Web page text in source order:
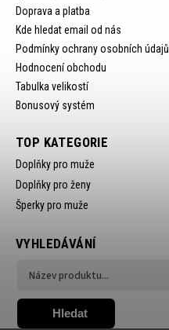
Doprava a platba
Kde hledat email od nás
Podmínky ochrany osobních údajů
Hodnocení obchodu
Tabulka velikostí
Bonusový systém
TOP KATEGORIE
Doplňky pro muže
Doplňky pro ženy
Šperky pro muže
VYHLEDÁVÁNÍ
Hledat